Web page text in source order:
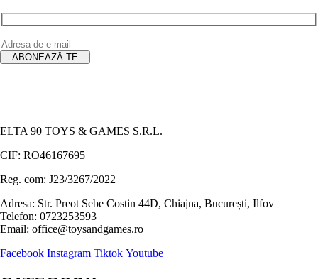
ELTA 90 TOYS & GAMES S.R.L.
CIF: RO46167695
Reg. com: J23/3267/2022
Adresa: Str. Preot Sebe Costin 44D, Chiajna, București, Ilfov
Telefon: 0723253593
Email: office@toysandgames.ro
Facebook Instagram Tiktok Youtube